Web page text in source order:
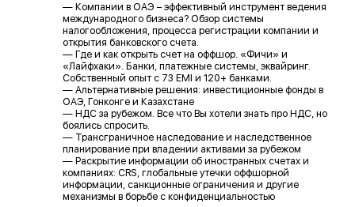
— Компании в ОАЭ – эффективный инструмент ведения
международного бизнеса? Обзор системы
налогообложения, процесса регистрации компании и
открытия банковского счета.
— Где и как открыть счет на оффшор. «Фичи» и
«Лайфхаки». Банки, платежные системы, эквайринг.
Собственный опыт с 73 EMI и 120+ банками.
— Альтернативные решения: инвестиционные фонды в
ОАЭ, Гонконге и Казахстане
— НДС за рубежом. Все что Вы хотели знать про НДС, но
боялись спросить.
— Трансграничное наследование и наследственное
планирование при владении активами за рубежом
— Раскрытие информации об иностранных счетах и
компаниях: CRS, глобальные утечки оффшорной
информации, санкционные ограничения и другие
механизмы в борьбе с конфиденциальностью